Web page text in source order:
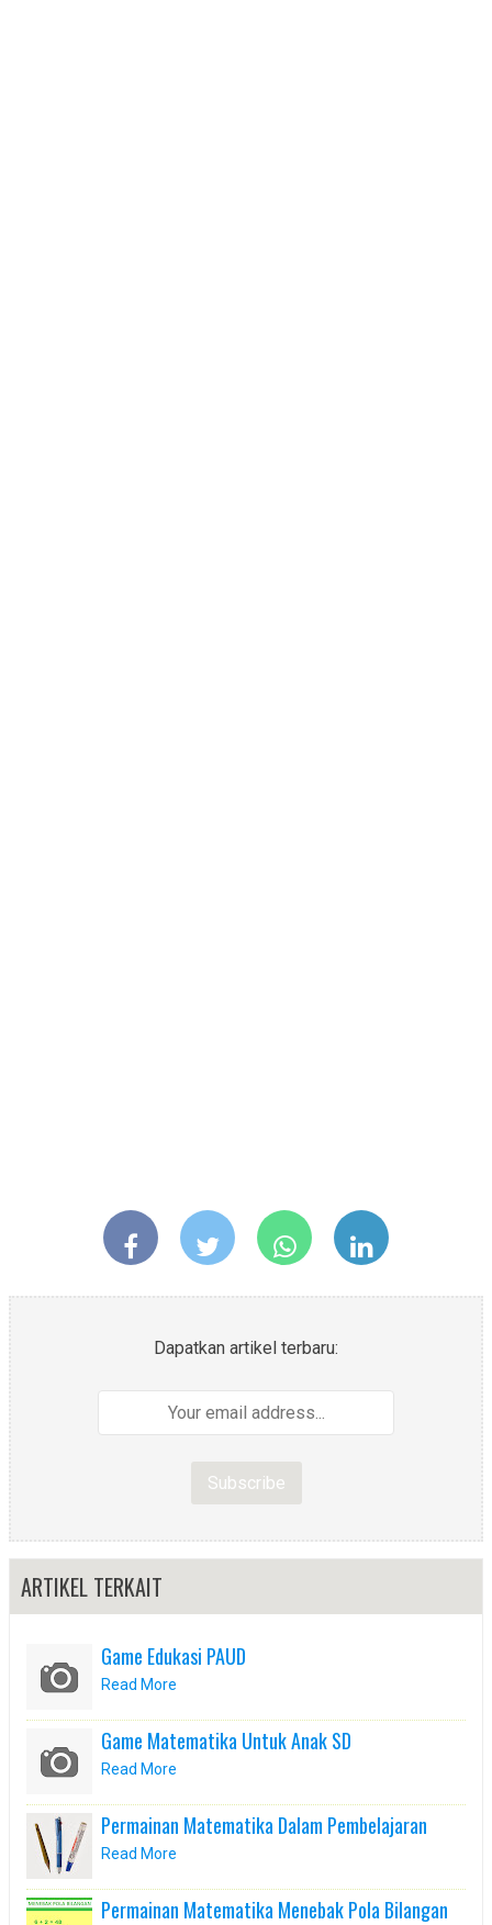
Dapatkan artikel terbaru:
ARTIKEL TERKAIT
Game Edukasi PAUD
Read More
Game Matematika Untuk Anak SD
Read More
Permainan Matematika Dalam Pembelajaran
Read More
Permainan Matematika Menebak Pola Bilangan